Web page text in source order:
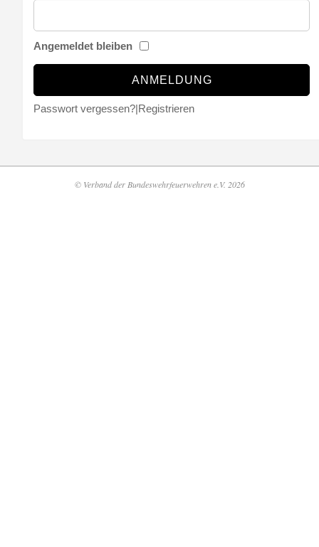
Angemeldet bleiben
Passwort vergessen?|Registrieren
© Verband der Bundeswehrfeuerwehren e.V. 2026